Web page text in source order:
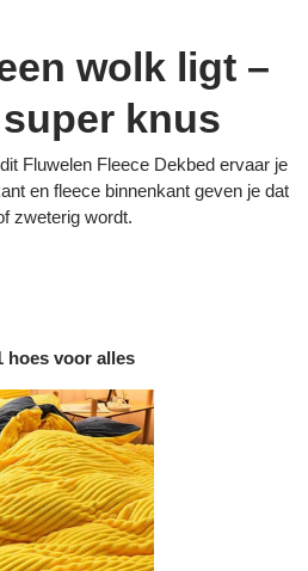
wolk ligt –
knus
Fluwelen Fleece Dekbed ervaar je
en fleece binnenkant geven je dat
zweterig wordt.
hoes voor alles